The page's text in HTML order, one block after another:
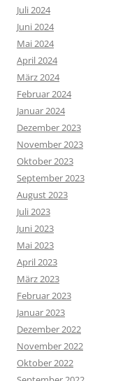
Juli 2024
Juni 2024
Mai 2024
April 2024
März 2024
Februar 2024
Januar 2024
Dezember 2023
November 2023
Oktober 2023
September 2023
August 2023
Juli 2023
Juni 2023
Mai 2023
April 2023
März 2023
Februar 2023
Januar 2023
Dezember 2022
November 2022
Oktober 2022